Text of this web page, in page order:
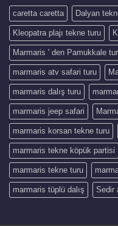
caretta caretta Dalyan
Kleopatra plajı tekne turu
Marmaris ' den Pamukkale
marmaris atv safari turu
marmaris dalış turu
marmaris jeep safari
marmaris korsan tekne turu
marmaris tekne köpük partisi
marmaris tekne turu
marmaris tüplü dalış Sedir